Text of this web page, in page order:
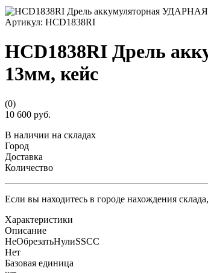
Артикул: HCD1838RI
HCD1838RI Дрель
13мм, кейс
(0)
10 600 руб.
В наличии на складах
Город
Доставка
Количество
Если вы находитесь в городе нахождения
Характеристики
Описание
НеОбрезатьНулиSSCC
Нет
Базовая единица